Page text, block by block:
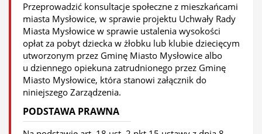
Przeprowadzić konsultacje społeczne z mieszkańcami
miasta Mysłowice, w sprawie projektu Uchwały Rady
Miasta Mysłowice w sprawie ustalenia wysokości
opłat za pobyt dziecka w żłobku lub klubie dziecięcym
utworzonym przez Gminę Miasto Mysłowice albo
u dziennego opiekuna zatrudnionego przez Gminę
Miasto Mysłowice, która stanowi załącznik do
niniejszego Zarządzenia.
PODSTAWA PRAWNA